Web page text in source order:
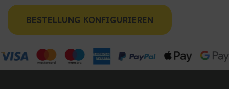
BESTELLUNG KONFIGURIEREN